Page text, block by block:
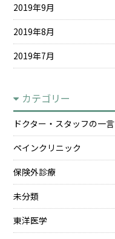
2019年9月
2019年8月
2019年7月
カテゴリー
ドクター・スタッフの一言
ペインクリニック
保険外診療
未分類
東洋医学